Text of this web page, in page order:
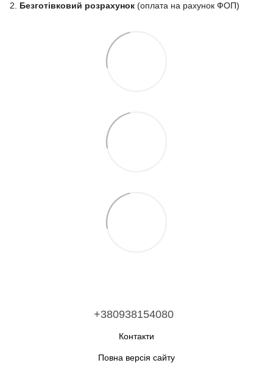
2. Безготівковий розрахунок (оплата на рахунок ФОП)
+380938154080
Контакти
Повна версія сайту